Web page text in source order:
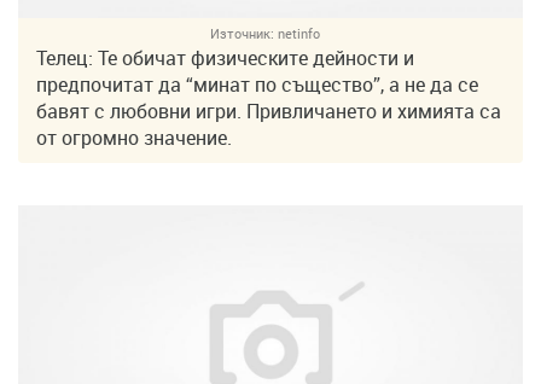
Източник: netinfo
Телец: Те обичат физическите дейности и
предпочитат да “минат по същество”, а не да се
бавят с любовни игри. Привличането и химията са
от огромно значение.